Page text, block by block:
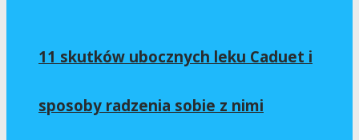
11 skutków ubocznych leku Caduet i
sposoby radzenia sobie z nimi